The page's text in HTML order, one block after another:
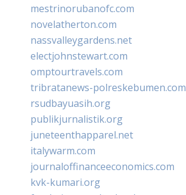
mestrinorubanofc.com
novelatherton.com
nassvalleygardens.net
electjohnstewart.com
omptourtravels.com
tribratanews-polreskebumen.com
rsudbayuasih.org
publikjurnalistik.org
juneteenthapparel.net
italywarm.com
journaloffinanceeconomics.com
kvk-kumari.org